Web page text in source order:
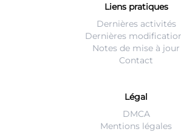
Liens pratiques
Dernières activités
Dernières
Notes de mise à jour
Contact
Légal
DMCA
Mentions légales